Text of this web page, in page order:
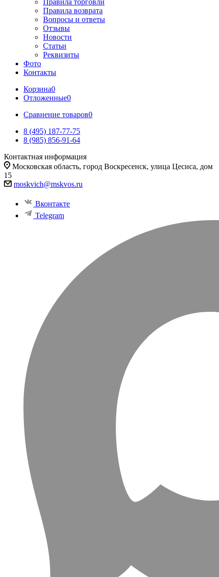
Правила торговли
Правила возврата
Вопросы и ответы
Отзывы
Новости
Статьи
Реквизиты
Фото
Контакты
Корзина0
Отложенные0
Сравнение товаров0
8 (495) 187-77-75
8 (985) 856-91-64
Контактная информация
Московская область, город Воскресенск, улица Цесиса, дом
15
moskvich@mskvos.ru
Вконтакте
Telegram